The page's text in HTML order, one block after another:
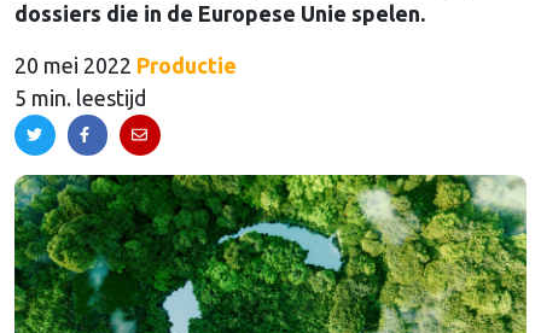
dossiers die in de Europese Unie spelen.
20 mei 2022 Productie
5 min. leestijd